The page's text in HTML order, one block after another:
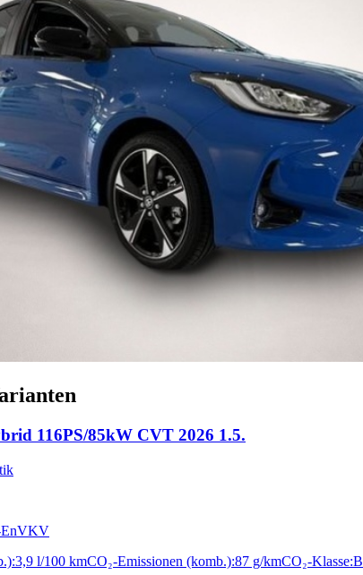
116PS/85kW CVT 2026 1.5.
EnVKV
3,9 l/100 kmCO₂-Emissionen (komb.):87 g/kmCO₂-Klasse:B